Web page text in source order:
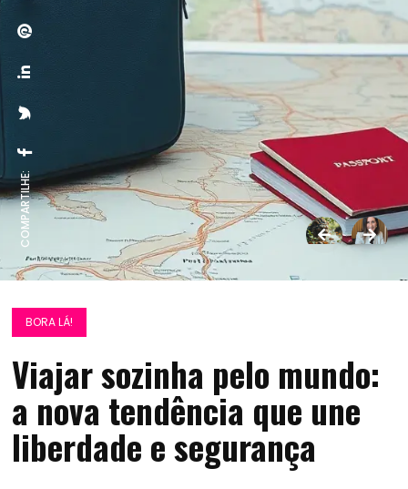
COMPARTILHE:
BORA LÁ!
Viajar sozinha pelo mundo:
a nova tendência que une
liberdade e segurança